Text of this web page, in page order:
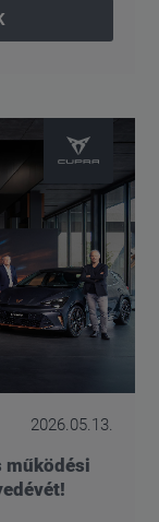
2026.05.13.
működési